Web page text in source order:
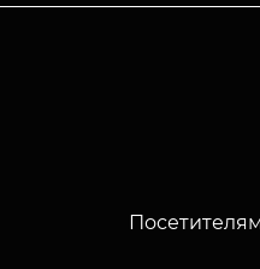
Посетителям